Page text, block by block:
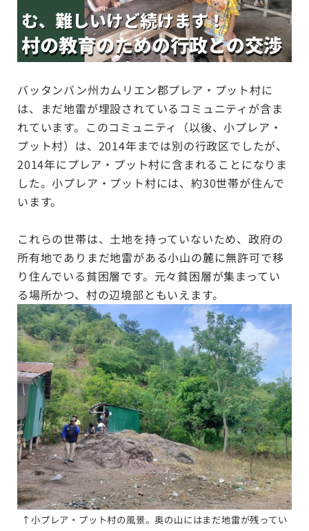
バッタンバン州カムリエン郡プレア・プット村に
は、まだ地雷が埋設されているコミュニティが含ま
れています。このコミュニティ（以後、小プレア・
プット村）は、2014年までは別の行政区でしたが、
2014年にプレア・プット村に含まれることになりま
した。小プレア・プット村には、約30世帯が住んで
います。
これらの世帯は、土地を持っていないため、政府の
所有地でありまだ地雷がある小山の麓に無許可で移
り住んでいる貧困層です。元々貧困層が集まってい
る場所かつ、村の辺境部ともいえます。
↑小プレア・プット村の風景。奥の山にはまだ地雷が残ってい